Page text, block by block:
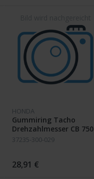
HONDA
Gummiring Tacho
Drehzahlmesser CB 750
K0 K1 K2
37235-300-029
28,91 €